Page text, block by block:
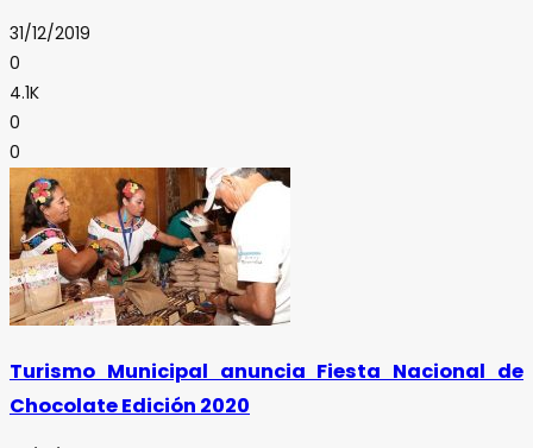
31/12/2019
0
4.1K
0
0
Turismo Municipal anuncia Fiesta Nacional de
Chocolate Edición 2020